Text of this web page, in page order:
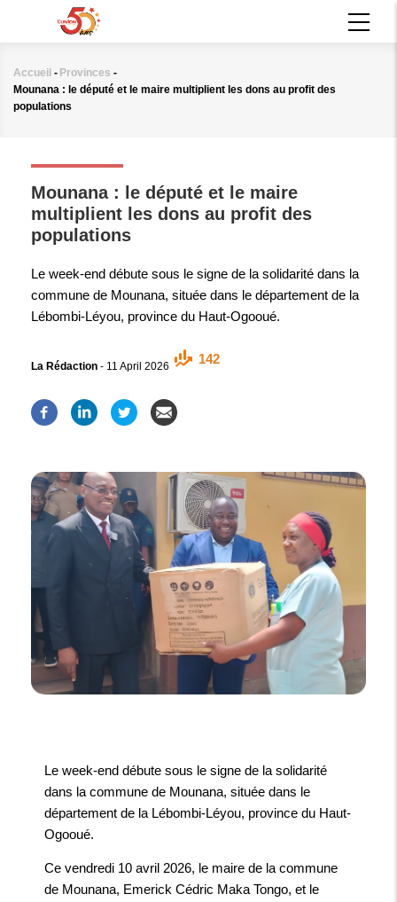
principal
Fil
d'Ariane
Accueil - Provinces -
Mounana : le député et le maire multiplient les dons au profit des
populations
Mounana : le député et le maire
multiplient les dons au profit des
populations
Le week-end débute sous le signe de la solidarité dans la
commune de Mounana, située dans le département de la
Lébombi-Léyou, province du Haut-Ogooué.
La Rédaction - 11 April 2026
142
Le week-end débute sous le signe de la solidarité
dans la commune de Mounana, située dans le
département de la Lébombi-Léyou, province du Haut-
Ogooué.
Ce vendredi 10 avril 2026, le maire de la commune
de Mounana, Emerick Cédric Maka Tongo, et le